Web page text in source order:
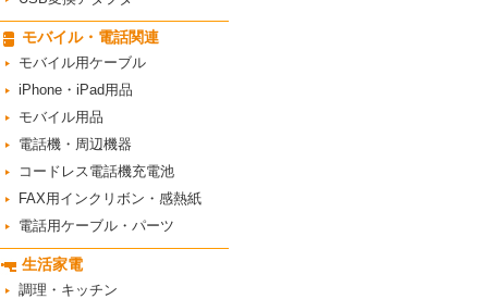
モバイル・電話関連
モバイル用ケーブル
iPhone・iPad用品
モバイル用品
電話機・周辺機器
コードレス電話機充電池
FAX用インクリボン・感熱紙
電話用ケーブル・パーツ
生活家電
調理・キッチン